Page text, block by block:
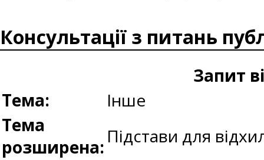
Консультації з питань
Запит
Тема:
Інше
Тема
розширена: Підстави для